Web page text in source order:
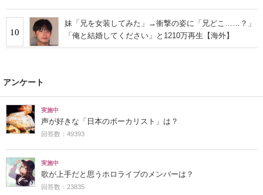
10
妹「兄を女装してみた」→衝撃の姿に「兄どこ……？」
「俺と結婚してください」と1210万再生【海外】
アンケート
実施中
声が好きな「日本のボーカリスト」は？
回答数：49393
実施中
歌が上手だと思うホロライブのメンバーは？
回答数：23835